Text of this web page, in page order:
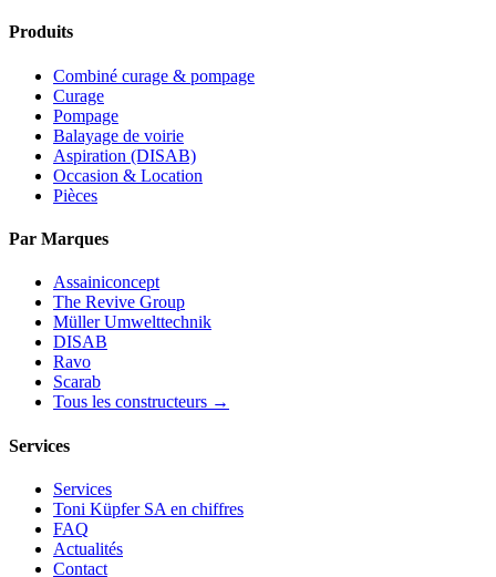
Produits
Combiné curage & pompage
Curage
Pompage
Balayage de voirie
Aspiration (DISAB)
Occasion & Location
Pièces
Par Marques
Assainiconcept
The Revive Group
Müller Umwelttechnik
DISAB
Ravo
Scarab
Tous les constructeurs →
Services
Services
Toni Küpfer SA en chiffres
FAQ
Actualités
Contact